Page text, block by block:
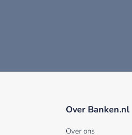
Over Banken.nl
Over ons